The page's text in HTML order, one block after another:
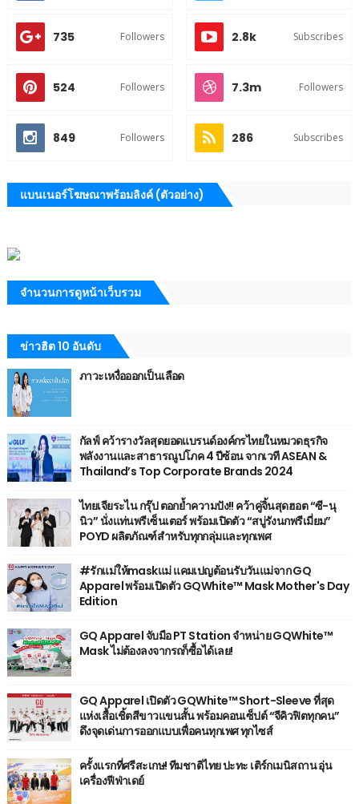
735 Followers 2.8k Subscribes
524 Followers 7.3m Followers
849 Followers 286 Subscribes
แบนเนอร์โฆษณาพร้อมลิงค์ (ตัวอย่าง)
จำนวนการดูหน้าเว็บรวม
ข่าวฮิต 10 อันดับ
ภาวะเหงื่อออกเป็นเลือด
กัลฟ์ คว้ารางวัลสุดยอดแบรนด์องค์กรไทยในหมวดธุรกิจ
พลังงานและสาธารณูปโภค 4 ปีซ้อน จากเวที ASEAN &
Thailand’s Top Corporate Brands 2024
ไทยเจียระไน กรุ๊ป ตอกย้ำความปัง!! คว้าคู่จิ้นสุดฮอต “ซี-นุ
นิว” นั่งแท่นพรีเซ็นเตอร์ พร้อมเปิดตัว “สบู่รังนกพรีเมี่ยม”
POYD ผลิตภัณฑ์สำหรับทุกกลุ่มและทุกเพศ
#รักแม่ให้maskแม่ แคมเปญต้อนรับวันแม่จาก GQ
Apparel พร้อมเปิดตัว GQWhite™ Mask Mother's Day
Edition
GQ Apparel จับมือ PT Station จำหน่าย GQWhite™
Mask ไม่ต้องลงจากรถก็ซื้อได้เลย!
GQ Apparel เปิดตัว GQWhite™ Short-Sleeve ที่สุด
แห่งเสื้อเชิ้ตสีขาวแขนสั้น พร้อมคอนเซ็ปต์ “จีคิวฟิตทุกคน”
ดึงจุดเด่นการออกแบบเพื่อคนทุกเพศ ทุกไซส์
ครั้งแรกที่ศรีสะเกษ! ทีมชาติไทย ปะทะ เติร์กเมนิสถาน อุ่น
เครื่องฟีฟ่าเดย์